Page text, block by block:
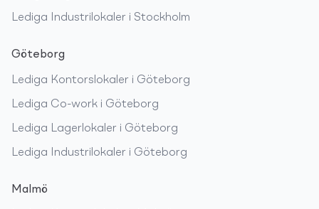
Lediga Industrilokaler i Stockholm
Göteborg
Lediga Kontorslokaler i Göteborg
Lediga Co-work i Göteborg
Lediga Lagerlokaler i Göteborg
Lediga Industrilokaler i Göteborg
Malmö